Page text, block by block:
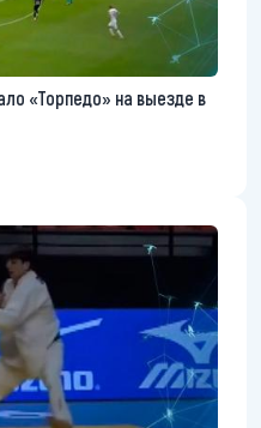
«Торпедо» на выезде в